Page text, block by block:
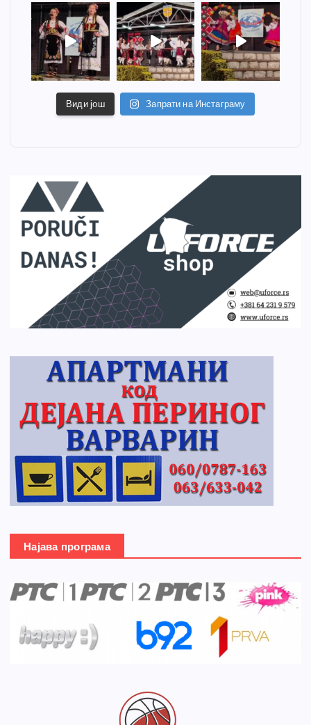
Види још Запрати на Инстаграму
Најава програма